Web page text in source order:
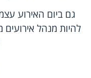
גם ביום האירוע
להיות מנהל